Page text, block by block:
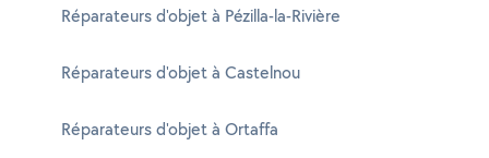
Réparateurs d'objet à Pézilla-la-Rivière
Réparateurs d'objet à Castelnou
Réparateurs d'objet à Ortaffa